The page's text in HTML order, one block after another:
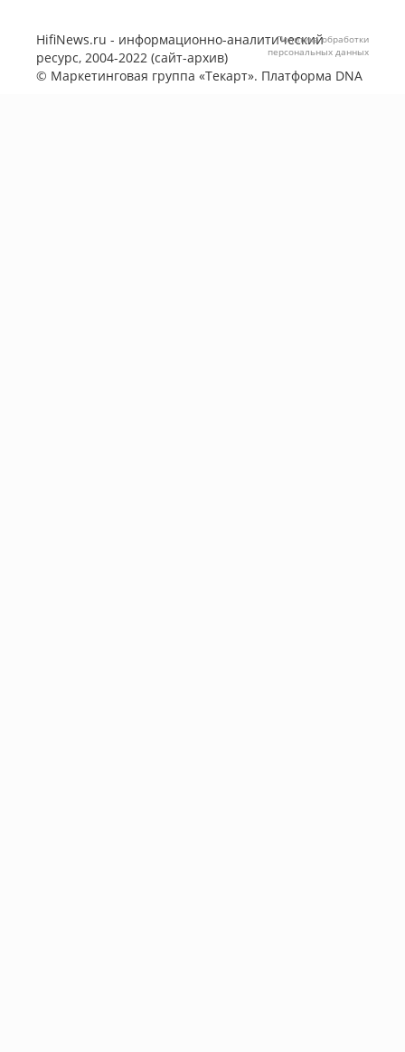
HifiNews.ru - информационно-аналитический
ресурс, 2004-2022 (сайт-архив)
© Маркетинговая группа «Текарт». Платформа DNA
Политика обработки
персональных данных